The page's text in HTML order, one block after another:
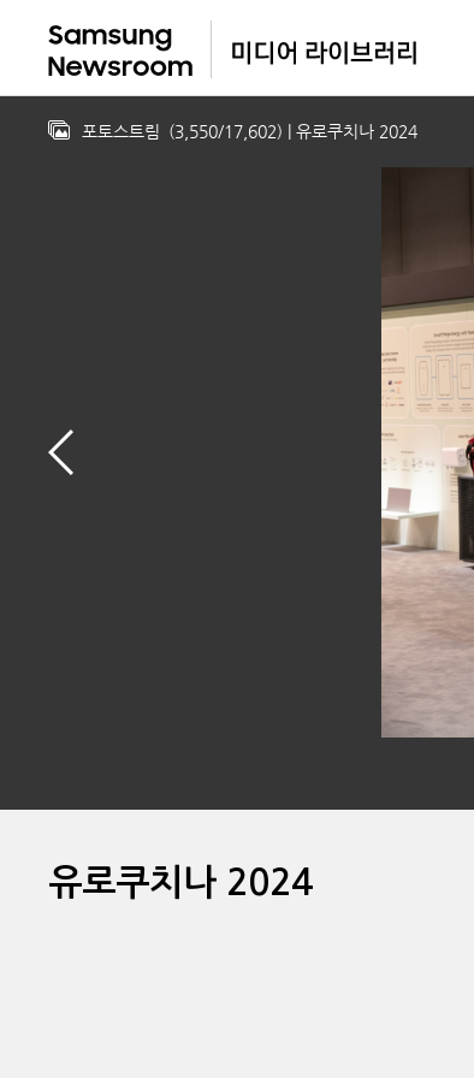
포토스트림 (3,550/17,602) | 유로쿠치나 2024
유로쿠치나 2024